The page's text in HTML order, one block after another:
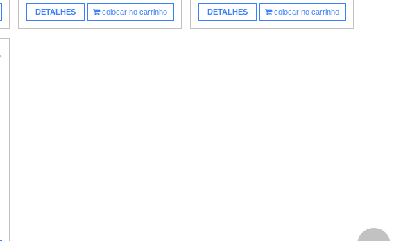
DETALHES colocar no carrinho DETALHES colocar no carrinho